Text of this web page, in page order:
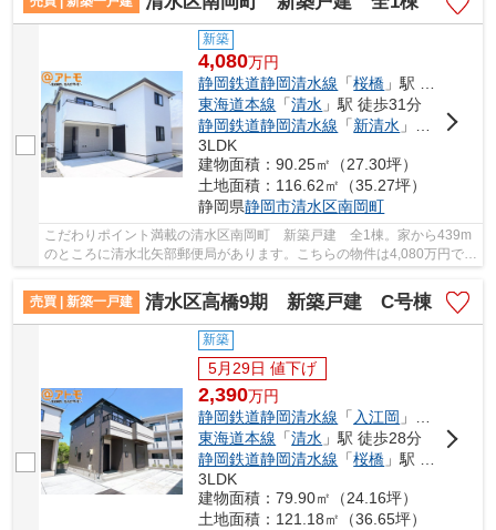
新築
4,080万円
静岡鉄道静岡清水線 「桜橋 」駅 徒歩16分
東海道本線 「清水 」駅 徒歩31分
静岡鉄道静岡清水線 「新清水 」駅 徒歩21分
3LDK
建物面積：90.25㎡（27.30坪）
土地面積：116.62㎡（35.27坪）
静岡県静岡市清水区南岡町
こだわりポイント満載の清水区南岡町 新築戸建 全1棟。家から439m
のところに清水北矢部郵便局があります。こちらの物件は4,080万円で
売買 | 新築一戸建
清水区高橋9期 新築戸建 C号棟
新築
5月29日 値下げ
2,390万円
静岡鉄道静岡清水線 「 入江岡 」駅 徒歩28分
東海道本線 「清水 」駅 徒歩28分
静岡鉄道静岡清水線 「桜橋 」駅 徒歩27分
3LDK
建物面積：79.90㎡（24.16坪）
土地面積：121.18㎡（36.65坪）